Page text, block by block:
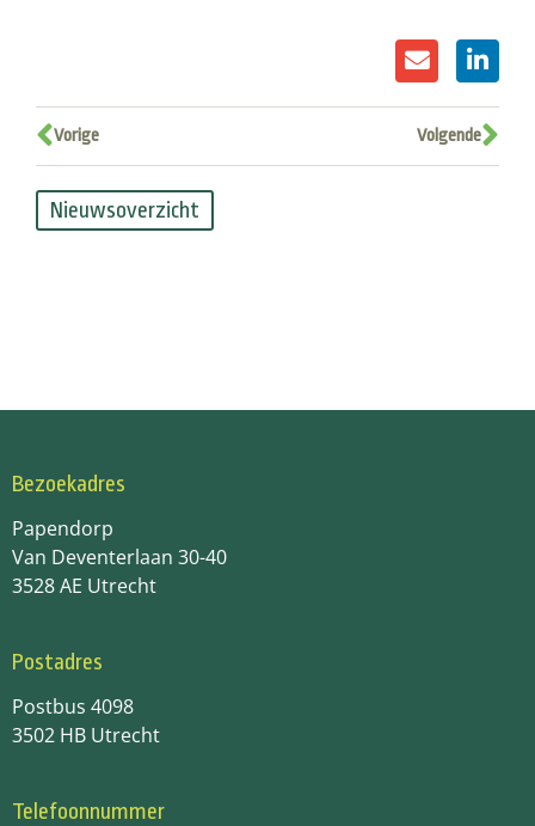
Vorige Volgende
Nieuwsoverzicht
Bezoekadres
Papendorp
Van Deventerlaan 30-40
3528 AE Utrecht
Postadres
Postbus 4098
3502 HB Utrecht
Telefoonnummer